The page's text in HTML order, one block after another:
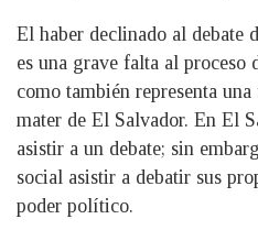
El haber declinado al debate
es una grave falta al proceso
como también representa
mater de El Salvador. En El
asistir a un debate; sin
social asistir a debatir sus
poder político.